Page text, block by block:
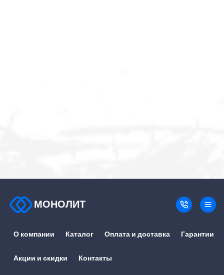
МОНОЛИТ
О компании Каталог Оплата и доставка Гарантии
Акции и скидки Контакты